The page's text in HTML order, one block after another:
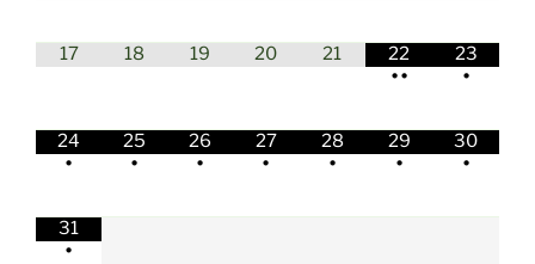
17 18 19 20 21
22
••
23
•
24
•
25
•
26
•
27
•
28
•
29
•
30
•
31
•